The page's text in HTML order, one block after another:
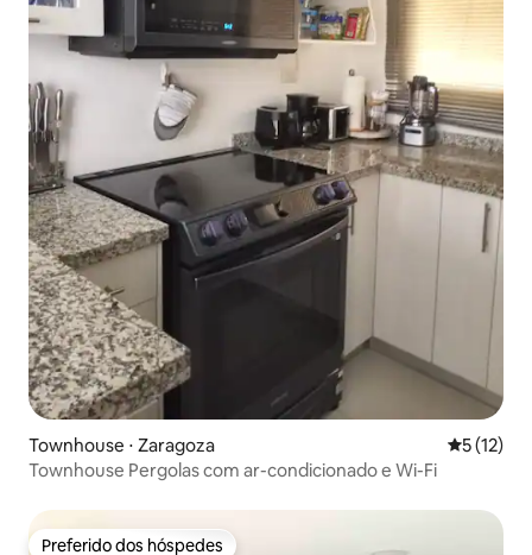
Townhouse ⋅ Zaragoza 5 de uma
5 (12)
Townhouse Pergolas com ar-condicionado e Wi-Fi
Preferido dos hóspedes